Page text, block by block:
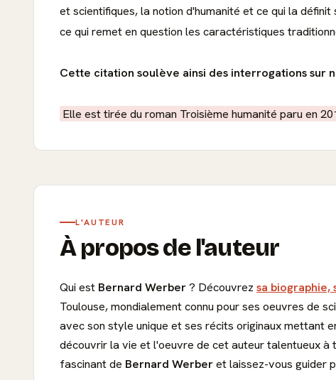
et scientifiques, la notion d'humanité et ce qui la
ce qui remet en question les caractéristiques
Cette citation soulève ainsi des interrogations sur
Elle est tirée du roman Troisième humanité paru en
L'AUTEUR
À propos de l'auteur
Qui est Bernard Werber? Découvrez sa biographie,
Toulouse, mondialement connu pour ses oeuvres de
avec son style unique et ses récits originaux mettant
découvrir la vie et l'oeuvre de cet auteur talentueux à
fascinant de Bernard Werberet laissez-vous guider